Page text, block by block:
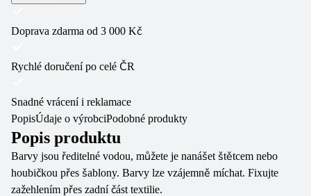
Doprava zdarma od 3 000 Kč
Rychlé doručení po celé ČR
Snadné vrácení i reklamace
PopisÚdaje o výrobciPodobné produkty
Popis produktu
Barvy jsou ředitelné vodou, můžete je nanášet štětcem nebo
houbičkou přes šablony. Barvy lze vzájemně míchat. Fixujte
zažehlením přes zadní část textilie.